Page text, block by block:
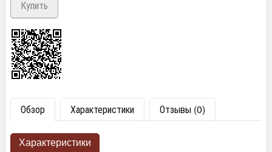
Обзор Характеристики Отзывы (0)
Характеристики